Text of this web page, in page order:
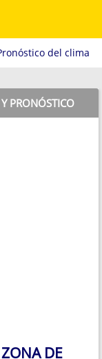
del clima
PRONÓSTICO
DE